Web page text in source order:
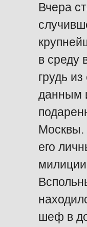
Вчера
в среду
грудь
данным
Москвы.
его
шеф в